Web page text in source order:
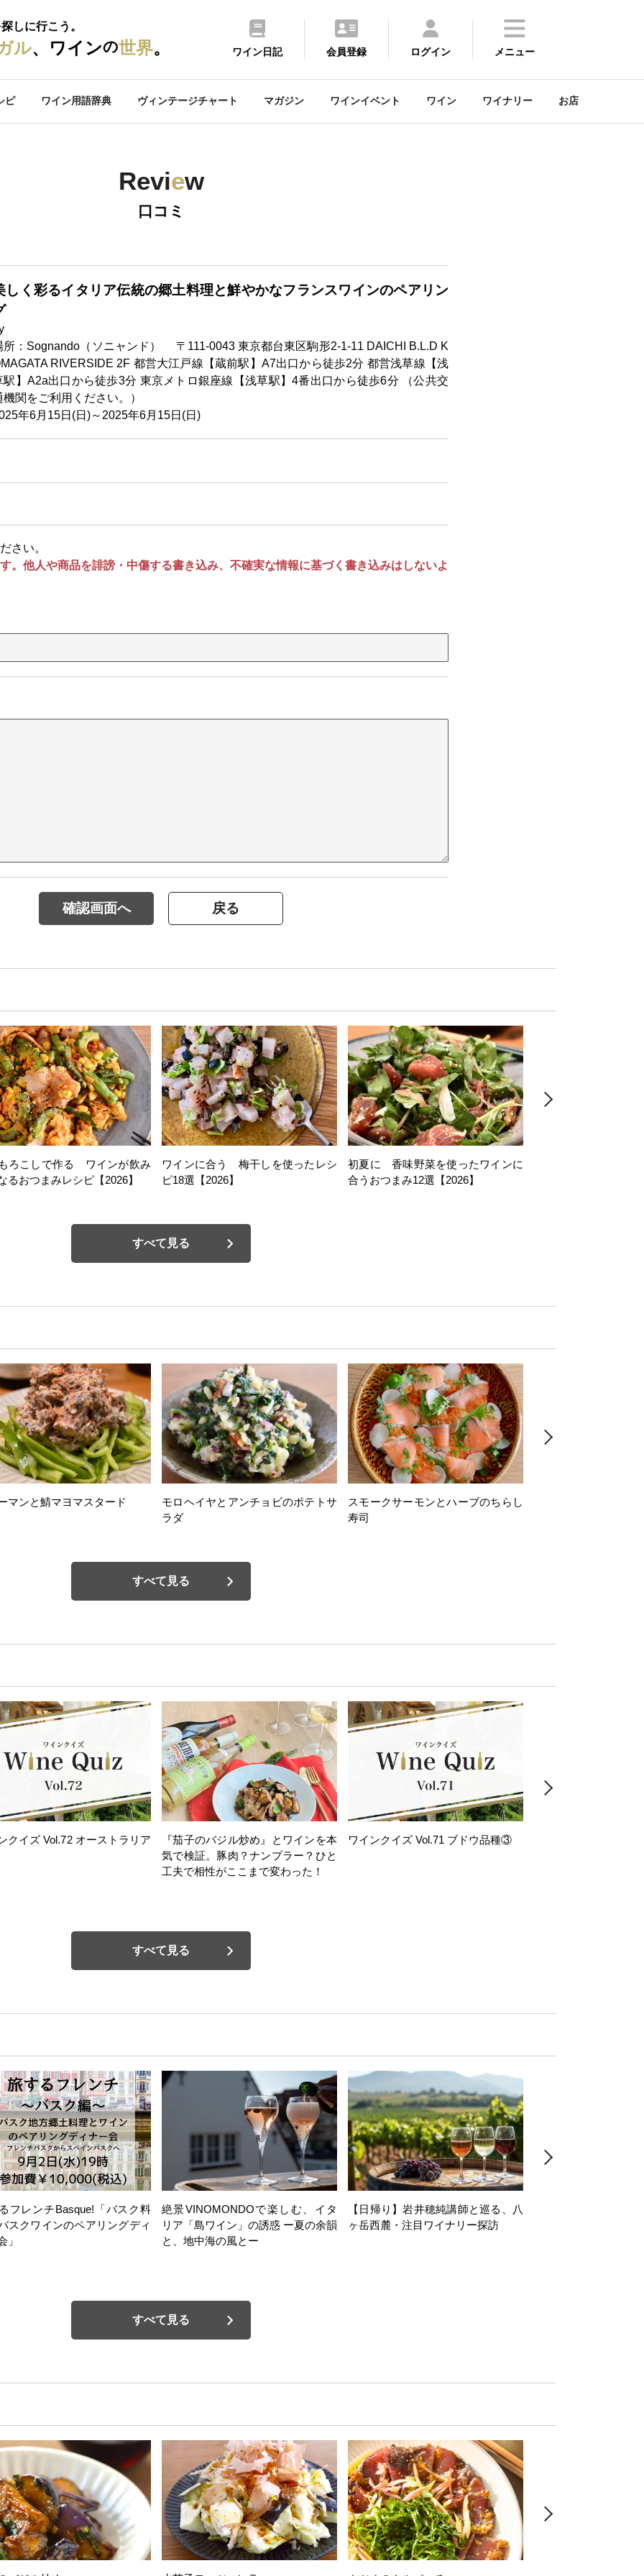
しに行こう。
ル、ワインの世界。 ワイン日記 会員登録 ログイン メニュー
ピ ワイン用語辞典 ヴィンテージチャート マガジン ワインイベント ワイン ワイナリー お店
Review
口コミ
しく彩るイタリア伝統の郷土料理と鮮やかなフランスワインのペアリン
所：Sognando（ソニャンド） 〒111-0043 東京都台東区駒形2-1-11 DAICHI B.L.D K
RIVERSIDE 2F 都営大江戸線【蔵前駅】A7出口から徒歩2分 都営浅草線【浅
駅】A2a出口から徒歩3分 東京メトロ銀座線【浅草駅】4番出口から徒歩6分 （公共交
機関をご利用ください。）
年6月15日(日)～2025年6月15日(日)
さい。
。他人や商品を誹謗・中傷する書き込み、不確実な情報に基づく書き込みはしないよ
確認画面へ 戻る
ろこしで作る ワインが飲み
るおつまみレシピ【2026】
ワインに合う 梅干しを使ったレシ
ピ18選【2026】
初夏に 香味野菜を使ったワインに
合うおつまみ12選【2026】
すべて見る
マンと鯖マヨマスタード
モロヘイヤとアンチョビのポテトサ
ラダ
スモークサーモンとハーブのちらし
寿司
すべて見る
クイズ Vol.72 オーストラリア
『茄子のバジル炒め』とワインを本
気で検証。豚肉？ナンプラー？ひと
工夫で相性がここまで変わった！
ワインクイズ Vol.71 ブドウ品種③
すべて見る
フレンチBasque!「バスク料
スクワインのペアリングディ
」
絶景VINOMONDOで楽しむ、イタ
リア「島ワイン」の誘惑 ー夏の余韻
と、地中海の風とー
【日帰り】岩井穂純講師と巡る、八
ヶ岳西麓・注目ワイナリー探訪
すべて見る